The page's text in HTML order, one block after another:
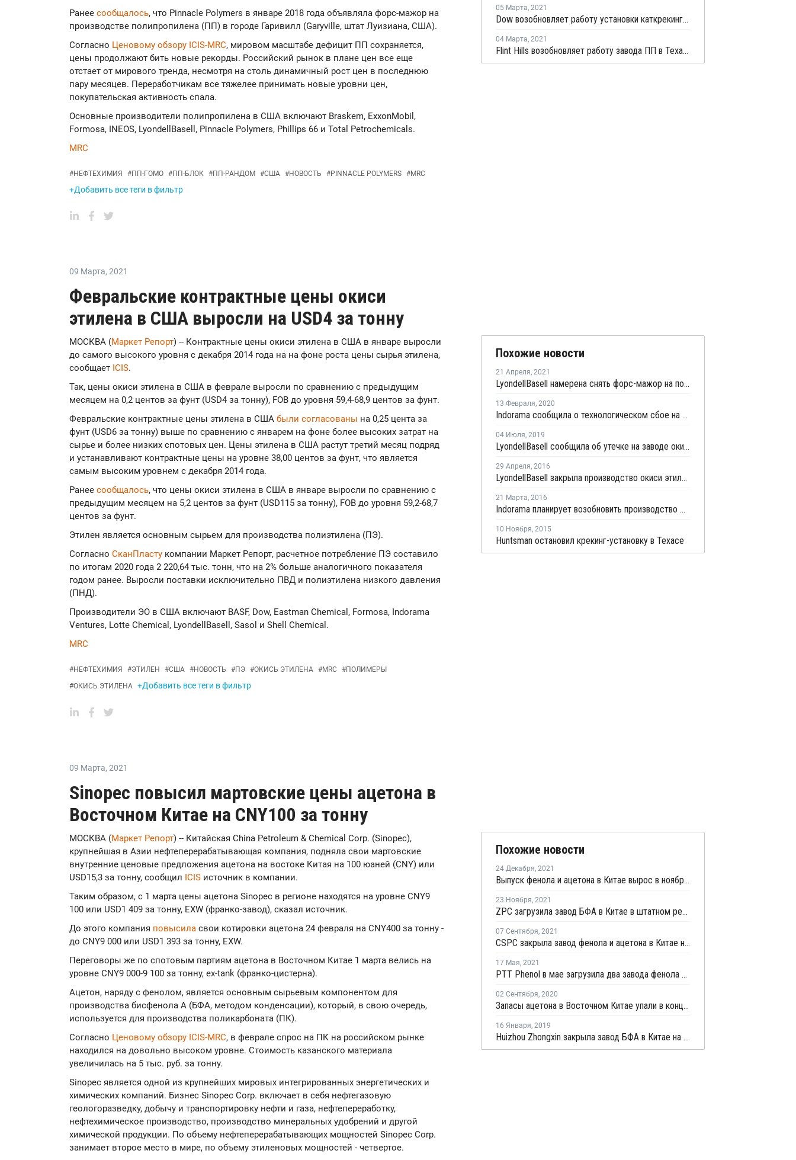
Ранее сообщалось, что Pinnacle Polymers в январе 2018 года объявляла форс-мажор на
производстве полипропилена (ПП) в городе Гаривилл (Garyville, штат Луизиана, США).
Согласно Ценовому обзору ICIS-MRC, мировом масштабе дефицит ПП сохраняется,
цены продолжают бить новые рекорды. Российский рынок в плане цен все еще
отстает от мирового тренда, несмотря на столь динамичный рост цен в последнюю
пару месяцев. Переработчикам все тяжелее принимать новые уровни цен,
покупательская активность спала.
Основные производители полипропилена в США включают Braskem, ExxonMobil,
Formosa, INEOS, LyondellBasell, Pinnacle Polymers, Phillips 66 и Total Petrochemicals.
MRC
#НЕФТЕХИМИЯ #ПП-ГОМО #ПП-БЛОК #ПП-РАНДОМ #США #НОВОСТЬ #PINNACLE POLYMERS #MRC
+Добавить все теги в фильтр
05 Марта, 2021
Dow возобновляет работу установки каткрекинга во Фрипорте
04 Марта, 2021
Flint Hills возобновляет работу завода ПП в Техасе
09 Марта, 2021
Февральские контрактные цены окиси
этилена в США выросли на USD4 за тонну
МОСКВА (Маркет Репорт) -- Контрактные цены окиси этилена в США в январе выросли
до самого высокого уровня с декабря 2014 года на на фоне роста цены сырья этилена,
сообщает ICIS.
Так, цены окиси этилена в США в феврале выросли по сравнению с предыдущим
месяцем на 0,2 центов за фунт (USD4 за тонну), FOB до уровня 59,4-68,9 центов за фунт.
Февральские контрактные цены этилена в США были согласованы на 0,25 цента за
фунт (USD6 за тонну) выше по сравнению с январем на фоне более высоких затрат на
сырье и более низких спотовых цен. Цены этилена в США растут третий месяц подряд
и устанавливают контрактные цены на уровне 38,00 центов за фунт, что является
самым высоким уровнем с декабря 2014 года.
Ранее сообщалось, что цены окиси этилена в США в январе выросли по сравнению с
предыдущим месяцем на 5,2 центов за фунт (USD115 за тонну), FOB до уровня 59,2-68,7
центов за фунт.
Этилен является основным сырьем для производства полиэтилена (ПЭ).
Согласно СканПласту компании Маркет Репорт, расчетное потребление ПЭ составило
по итогам 2020 года 2 220,64 тыс. тонн, что на 2% больше аналогичного показателя
годом ранее. Выросли поставки исключительно ПВД и полиэтилена низкого давления
(ПНД).
Производители ЭО в США включают BASF, Dow, Eastman Chemical, Formosa, Indorama
Ventures, Lotte Chemical, LyondellBasell, Sasol и Shell Chemical.
MRC
#НЕФТЕХИМИЯ #ЭТИЛЕН #США #НОВОСТЬ #ПЭ #ОКИСЬ ЭТИЛЕНА #MRC #ПОЛИМЕРЫ
#ОКИСЬ ЭТИЛЕНА +Добавить все теги в фильтр
Похожие новости
21 Апреля, 2021
LyondellBasell намерена снять форс-мажор на поставки окиси этилена и этиленгликоля в США
13 Февраля, 2020
Indorama сообщила о технологическом сбое на заводе окиси этилена в Техасе
04 Июля, 2019
LyondellBasell сообщила об утечке на заводе окиси этилена в Бейпорте
29 Апреля, 2016
LyondellBasell закрыла производство окиси этилена в Техасе
21 Марта, 2016
Indorama планирует возобновить производство МЭГ и окиси этилена в Техасе в начале апреля
10 Ноября, 2015
Huntsman остановил крекинг-установку в Техасе
09 Марта, 2021
Sinopec повысил мартовские цены ацетона в
Восточном Китае на CNY100 за тонну
МОСКВА (Маркет Репорт) -- Китайская China Petroleum & Chemical Corp. (Sinopec),
крупнейшая в Азии нефтеперерабатывающая компания, подняла свои мартовские
внутренние ценовые предложения ацетона на востоке Китая на 100 юаней (CNY) или
USD15,3 за тонну, сообщил ICIS источник в компании.
Таким образом, с 1 марта цены ацетона Sinopec в регионе находятся на уровне CNY9
100 или USD1 409 за тонну, EXW (франко-завод), сказал источник.
До этого компания повысила свои котировки ацетона 24 февраля на CNY400 за тонну -
до CNY9 000 или USD1 393 за тонну, EXW.
Переговоры же по спотовым партиям ацетона в Восточном Китае 1 марта велись на
уровне CNY9 000-9 100 за тонну, ex-tank (франко-цистерна).
Ацетон, наряду с фенолом, является основным сырьевым компонентом для
производства бисфенола А (БФА, методом конденсации), который, в свою очередь,
используется для производства поликарбоната (ПК).
Согласно Ценовому обзору ICIS-MRC, в феврале спрос на ПК на российском рынке
находился на довольно высоком уровне. Стоимость казанского материала
увеличилась на 5 тыс. руб. за тонну.
Sinopec является одной из крупнейших мировых интегрированных энергетических и
химических компаний. Бизнес Sinopec Corp. включает в себя нефтегазовую
геологоразведку, добычу и транспортировку нефти и газа, нефтепереработку,
нефтехимическое производство, производство минеральных удобрений и другой
химической продукции. По объему нефтеперерабатывающих мощностей Sinopec Corp.
занимает второе место в мире, по объему этиленовых мощностей - четвертое.
Похожие новости
24 Декабря, 2021
Выпуск фенола и ацетона в Китае вырос в ноябре на 3,37%
23 Ноября, 2021
ZPC загрузила завод БФА в Китае в штатном режиме после перезапуска
07 Сентября, 2021
CSPC закрыла завод фенола и ацетона в Китае на профилактику
17 Мая, 2021
PTT Phenol в мае загрузила два завода фенола и ацетона в Таиланде на полную мощность
02 Сентября, 2020
Запасы ацетона в Восточном Китае упали в конце августа более чем на четверть
16 Января, 2019
Huizhou Zhongxin закрыла завод БФА в Китае на профилактику